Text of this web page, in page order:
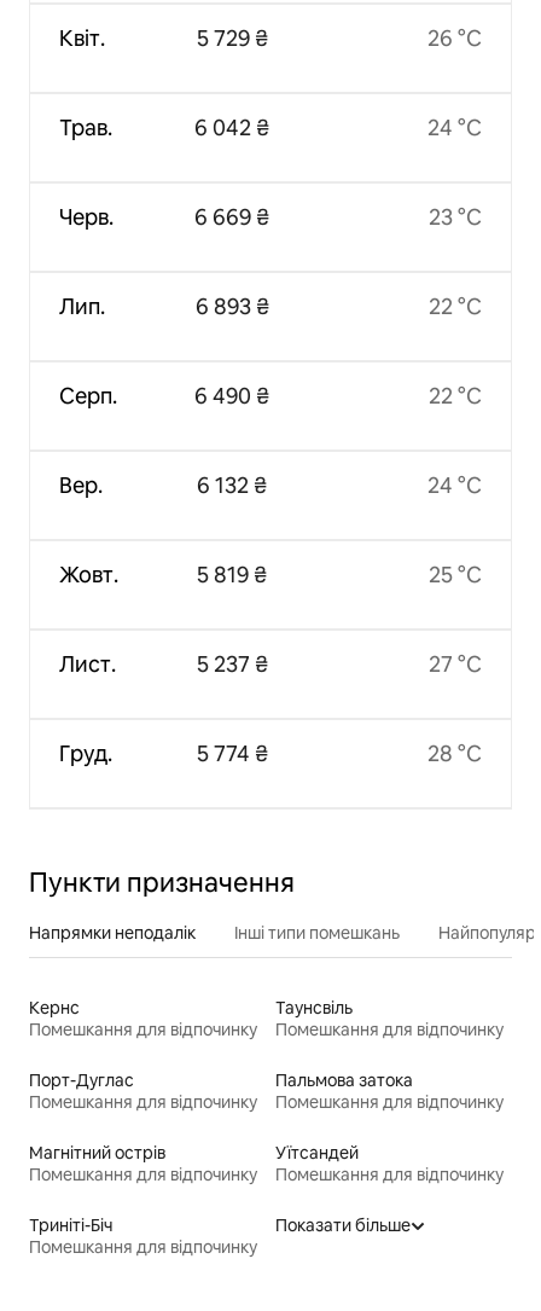
Квіт.
Трав.
Черв.
Лип.
Серп.
Вер.
Жовт.
Лист.
Груд.
5 729 ₴
6 042 ₴
6 669 ₴
6 893 ₴
6 490 ₴
6 132 ₴
5 819 ₴
5 237 ₴
5 774 ₴
26 °C
24 °C
23 °C
22 °C
22 °C
24 °C
25 °C
27 °C
28 °C
Пункти призначення
Напрямки неподалік Інші типи помешкань
Кернс
Помешкання для відпочинку
Таунсвіль
Помешкання для відпочинку
Порт-Дуглас
Помешкання для відпочинку
Пальмова затока
Помешкання для відпочинку
Магнітний острів
Помешкання для відпочинку
Уїтсандей
Помешкання для відпочинку
Триніті-Біч
Помешкання для відпочинку
Показати більше